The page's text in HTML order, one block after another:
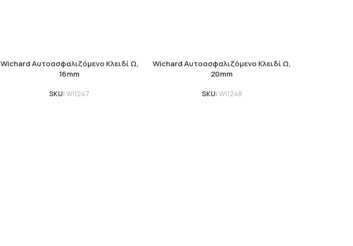
Wichard Αυτοασφαλιζόμενο Κλειδί Ω,
16mm
SKU:WI1247
Wichard Αυτοασφαλιζόμενο Κλειδί Ω,
20mm
SKU: WI1248